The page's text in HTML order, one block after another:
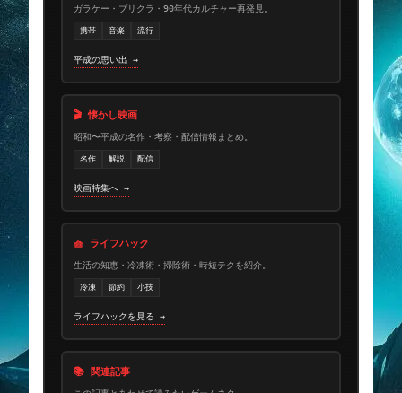
ガラケー・プリクラ・90年代カルチャー再発見。
携帯 音楽 流行
平成の思い出 →
🎬 懐かし映画
昭和〜平成の名作・考察・配信情報まとめ。
名作 解説 配信
映画特集へ →
🧺 ライフハック
生活の知恵・冷凍術・掃除術・時短テクを紹介。
冷凍 節約 小技
ライフハックを見る →
📚 関連記事